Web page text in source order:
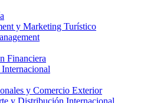
y Marketing Turístico
Financiera
y Comercio Exterior
y Distribución Internacional